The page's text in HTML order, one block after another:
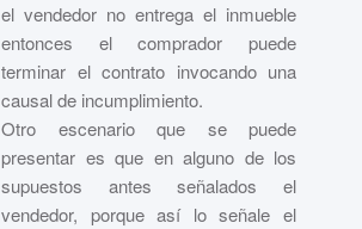
el vendedor no entrega el inmueble
entonces el comprador puede
terminar el contrato invocando una
causal de incumplimiento.
Otro escenario que se puede
presentar es que en alguno de los
supuestos antes señalados el
vendedor, porque así lo señale el